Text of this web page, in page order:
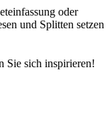
oder
und Splitten setzen
Sie sich inspirieren!